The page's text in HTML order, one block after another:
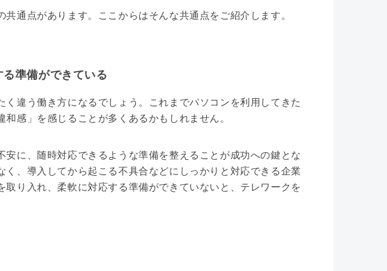
通点があります。ここからはそんな共通点をご紹介します。
準備ができている
違う働き方になるでしょう。これまでパソコンを利用してきた
感」を感じることが多くあるかもしれません。
に、随時対応できるような準備を整えることが成功への鍵とな
、導入してから起こる不具合などにしっかりと対応できる企業
り入れ、柔軟に対応する準備ができていないと、テレワークを